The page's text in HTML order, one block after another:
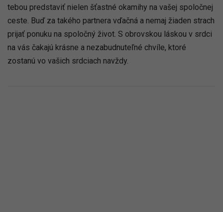
tebou predstaviť nielen šťastné okamihy na vašej spoločnej
ceste. Buď za takého partnera vďačná a nemaj žiaden strach
prijať ponuku na spoločný život. S obrovskou láskou v srdci
na vás čakajú krásne a nezabudnuteľné chvíle, ktoré
zostanú vo vašich srdciach navždy.